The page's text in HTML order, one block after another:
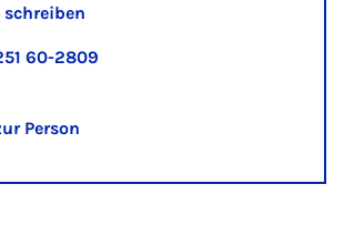
schreiben
60-2809
Person